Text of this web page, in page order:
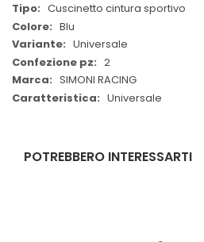
Cuscinetto cintura sportivo
Blu
Universale
2
SIMONI RACING
Universale
POTREBBERO INTERESSARTI